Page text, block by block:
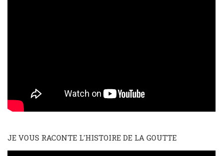
JE VOUS RACONTE L'HISTOIRE DE LA GOUTTE